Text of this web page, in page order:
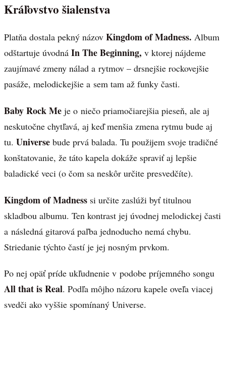
Kráľovstvo šialenstva
Platňa dostala pekný názov Kingdom of Madness. Album
odštartuje úvodná In The Beginning, v ktorej nájdeme
zaujímavé zmeny nálad a rytmov – drsnejšie rockovejšie
pasáže, melodickejšie a sem tam až funky časti.
Baby Rock Me je o niečo priamočiarejšia pieseň, ale aj
neskutočne chytľavá, aj keď menšia zmena rytmu bude aj
tu. Universe bude prvá balada. Tu použijem svoje tradičné
konštatovanie, že táto kapela dokáže spraviť aj lepšie
baladické veci (o čom sa neskôr určite presvedčíte).
Kingdom of Madness si určite zaslúži byť titulnou
skladbou albumu. Ten kontrast jej úvodnej melodickej časti
a následná gitarová paľba jednoducho nemá chybu.
Striedanie týchto častí je jej nosným prvkom.
Po nej opäť príde ukľudnenie v podobe príjemného songu
All that is Real. Podľa môjho názoru kapele oveľa viacej
svedči ako vyššie spomínaný Universe.